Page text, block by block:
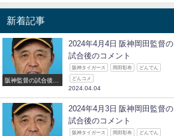
新着記事
阪神監督の試合後の
2024年4月4日 阪神岡田監督の
試合後のコメント
阪神タイガース 岡田彰布 どんでん
どんコメ
2024.04.04
2024年4月3日 阪神岡田監督の
試合後のコメント
阪神タイガース 岡田彰布 どんでん